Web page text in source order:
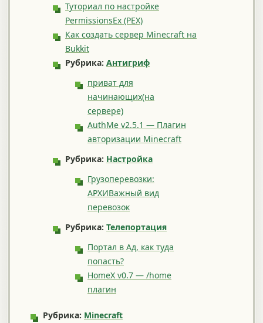
Туториал по настройке
PermissionsEx (PEX)
Как создать сервер Minecraft на
Bukkit
Рубрика: Антигриф
приват для
начинающих(на
сервере)
AuthMe v2.5.1 — Плагин
авторизации Minecraft
Рубрика: Настройка
Грузоперевозки:
АРХИВажный вид
перевозок
Рубрика: Телепортация
Портал в Ад, как туда
попасть?
HomeX v0.7 — /home
плагин
Рубрика: Minecraft